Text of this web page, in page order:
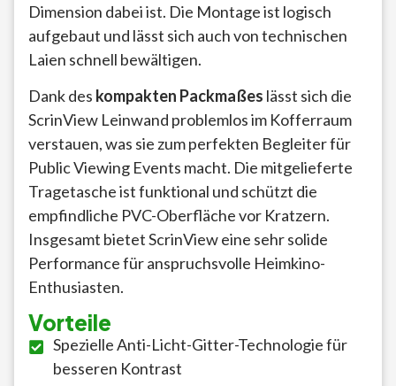
Dimension dabei ist. Die Montage ist logisch
aufgebaut und lässt sich auch von technischen
Laien schnell bewältigen.
Dank des kompakten Packmaßes lässt sich die
ScrinView Leinwand problemlos im Kofferraum
verstauen, was sie zum perfekten Begleiter für
Public Viewing Events macht. Die mitgelieferte
Tragetasche ist funktional und schützt die
empfindliche PVC-Oberfläche vor Kratzern.
Insgesamt bietet ScrinView eine sehr solide
Performance für anspruchsvolle Heimkino-
Enthusiasten.
Vorteile
Spezielle Anti-Licht-Gitter-Technologie für
besseren Kontrast